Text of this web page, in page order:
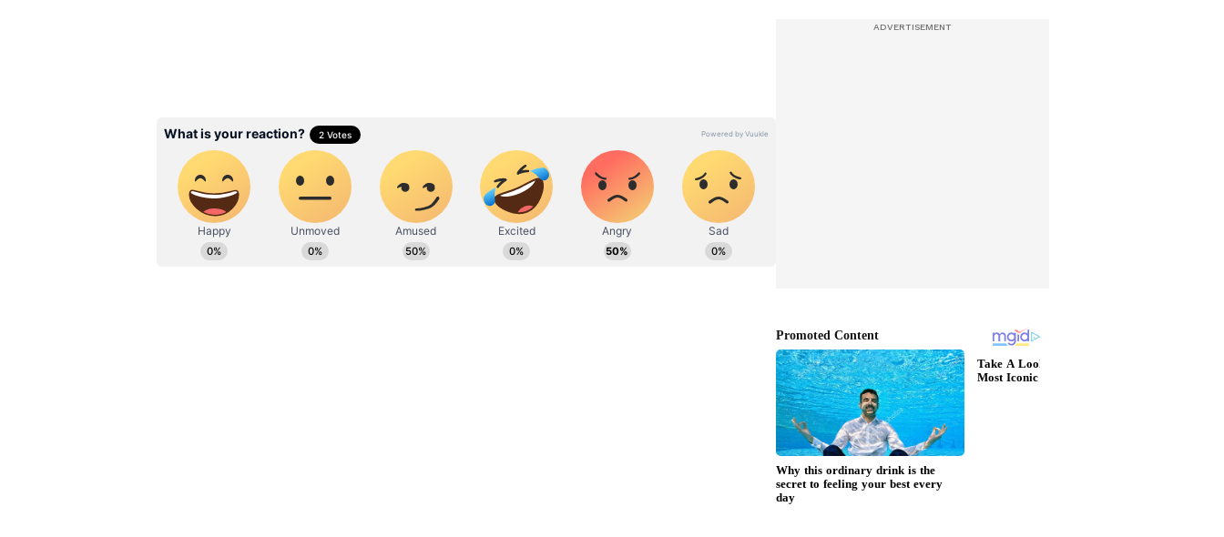
தற்காலிகமான உறவுகளைத் தவிர்த்து, நீண்ட கால பந்தத்திற்கும் குடும்ப
அமைப்பிற்கும் இவர்கள் அதிக முக்கியத்துவம் தருவார்கள்.
உங்கள் வாழ்க்கையில் பொருளாதார ஸ்திரத்தன்மை, ஆடம்பரமான வசதிகள்
மற்றும் குறையாத காதல் ஆகியவற்றைத் தரும் ஒரு கணவர் வேண்டும் என
நினைத்தால், உங்களுக்கு ரிஷப ராசி ஆண்கள் மிகச்சிறந்த தேர்வு.